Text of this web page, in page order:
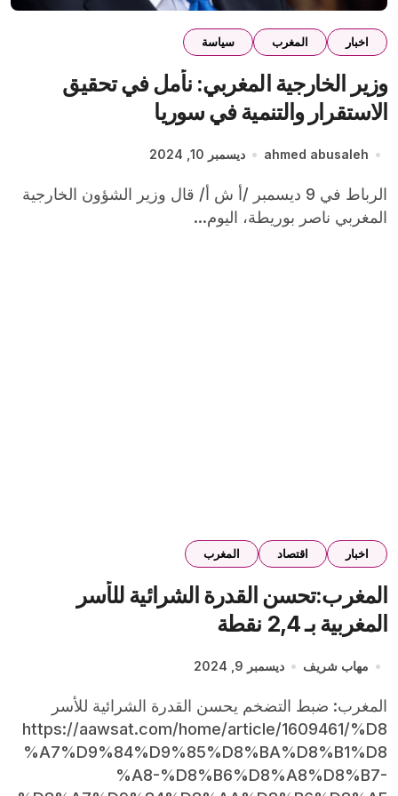
اخبار المغرب سياسة
وزير الخارجية المغربي: نأمل في تحقيق
الاستقرار والتنمية في سوريا
ahmed abusaleh ديسمبر 10, 2024
الرباط في 9 ديسمبر /أ ش أ/ قال وزير الشؤون الخارجية
المغربي ناصر بوريطة، اليوم...
اخبار اقتصاد المغرب
المغرب:تحسن القدرة الشرائية للأسر
المغربية بـ 2,4 نقطة
مهاب شريف ديسمبر 9, 2024
المغرب: ضبط التضخم يحسن القدرة الشرائية للأسر
https://aawsat.com/home/article/1609461/%D8
%A7%D9%84%D9%85%D8%BA%D8%B1%D8
%A8-%D8%B6%D8%A8%D8%B7-